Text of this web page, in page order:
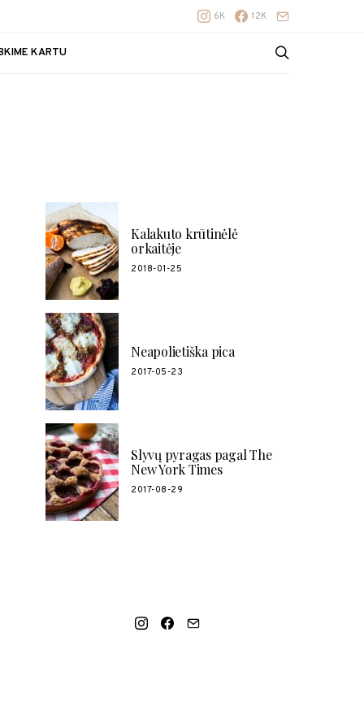
6K 12K
KARTU
Kalakuto krūtinėlė
orkaitėje
2018-01-25
Neapolietiška pica
2017-05-23
Slyvų pyragas pagal The
New York Times
2017-08-29